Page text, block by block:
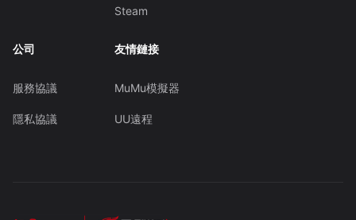
Steam
公司
服務協議
隱私協議
友情鏈接
MuMu模擬器
UU遠程